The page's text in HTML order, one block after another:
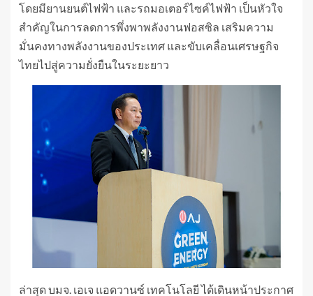
โดยมียานยนต์ไฟฟ้า และรถมอเตอร์ไซค์ไฟฟ้า เป็นหัวใจ
สำคัญในการลดการพึ่งพาพลังงานฟอสซิล เสริมความ
มั่นคงทางพลังงานของประเทศ และขับเคลื่อนเศรษฐกิจ
ไทยไปสู่ความยั่งยืนในระยะยาว
ล่าสุด บมจ. เอเจ แอดวานซ์ เทคโนโลยี ได้เดินหน้าประกาศ